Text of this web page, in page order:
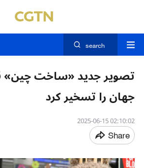
search
تصویر جدید «ساخت چین»
جهان را تسخیر کرد
02:10:02 2025-06-15
Share